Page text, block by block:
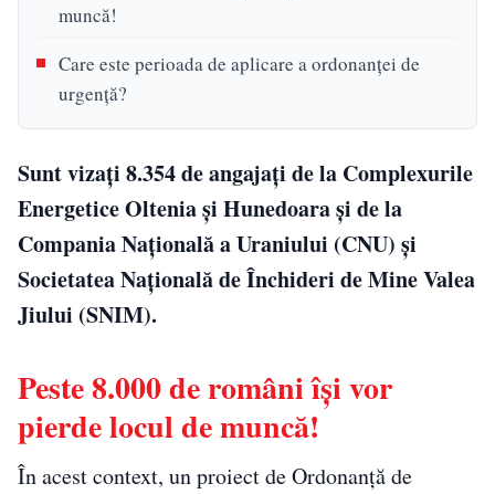
muncă!
Care este perioada de aplicare a ordonanței de
urgență?
Sunt vizați 8.354 de angajați de la Complexurile
Energetice Oltenia și Hunedoara și de la
Compania Națională a Uraniului (CNU) și
Societatea Națională de Închideri de Mine Valea
Jiului (SNIM).
Peste 8.000 de români își vor
pierde locul de muncă!
În acest context, un proiect de Ordonanță de